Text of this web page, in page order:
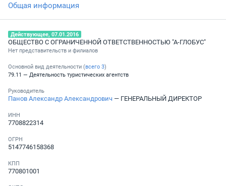
Общая информация
Действующее, 07.01.2016
ОБЩЕСТВО С ОГРАНИЧЕННОЙ ОТВЕТСТВЕННОСТЬЮ "А-ГЛОБУС"
Нет представительств и филиалов
Основной вид деятельности (всего 3)
79.11 — Деятельность туристических агентств
Руководитель
Панов Александр Александрович — ГЕНЕРАЛЬНЫЙ ДИРЕКТОР
ИНН
7708822314
ОГРН
5147746158368
КПП
770801001